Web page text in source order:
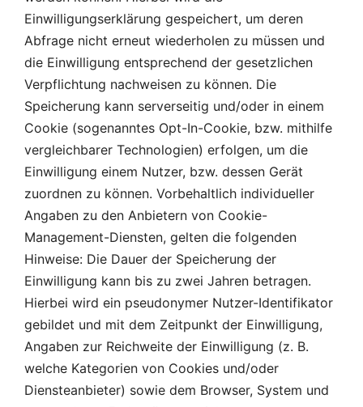
Einwilligungserklärung gespeichert, um deren
Abfrage nicht erneut wiederholen zu müssen und
die Einwilligung entsprechend der gesetzlichen
Verpflichtung nachweisen zu können. Die
Speicherung kann serverseitig und/oder in einem
Cookie (sogenanntes Opt-In-Cookie, bzw. mithilfe
vergleichbarer Technologien) erfolgen, um die
Einwilligung einem Nutzer, bzw. dessen Gerät
zuordnen zu können. Vorbehaltlich individueller
Angaben zu den Anbietern von Cookie-
Management-Diensten, gelten die folgenden
Hinweise: Die Dauer der Speicherung der
Einwilligung kann bis zu zwei Jahren betragen.
Hierbei wird ein pseudonymer Nutzer-Identifikator
gebildet und mit dem Zeitpunkt der Einwilligung,
Angaben zur Reichweite der Einwilligung (z. B.
welche Kategorien von Cookies und/oder
Diensteanbieter) sowie dem Browser, System und